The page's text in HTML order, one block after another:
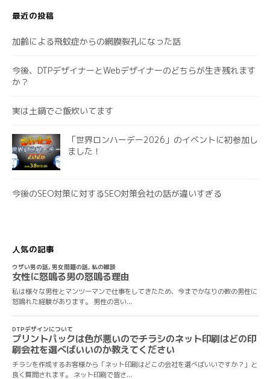
最近の投稿
加齢による飛蚊症からの網膜裂孔になった話
今後、DTPデザイナーとWebデザイナーのどちらが生き残れます
か？
実は土鍋でご飯炊いてます
「世界ロンハーデー2026」のイベントに初参加し
ました！
今後のSEO対策に対するSEO対策会社の話が違いすぎる
人気の記事